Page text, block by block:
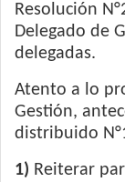
Resolución
Delegado de
delegadas.
Atento a lo
Gestión,
distribuido
1) Reiterar